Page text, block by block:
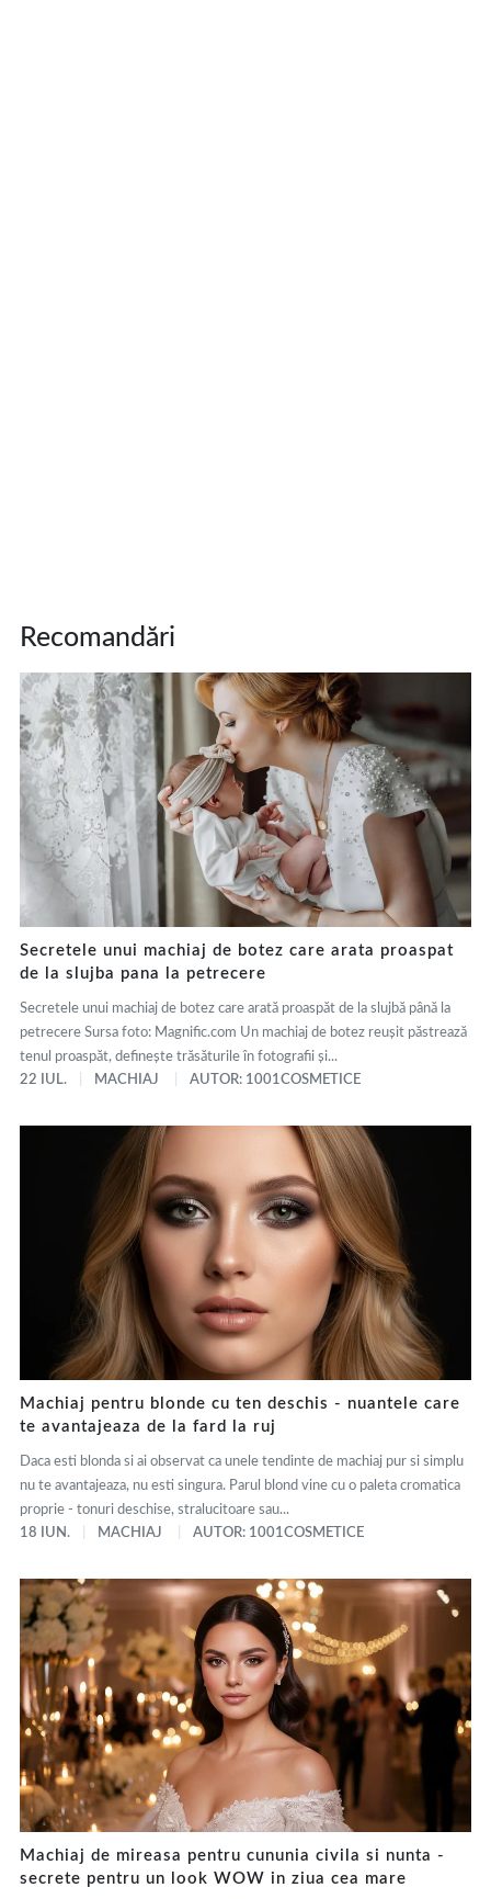
Recomandări
Secretele unui machiaj de botez care arata proaspat
de la slujba pana la petrecere
Secretele unui machiaj de botez care arată proaspăt de la slujbă până la
petrecere Sursa foto: Magnific.com Un machiaj de botez reușit păstrează
tenul proaspăt, definește trăsăturile în fotografii și...
22 IUL.
MACHIAJ AUTOR: 1001COSMETICE
Machiaj pentru blonde cu ten deschis - nuantele care
te avantajeaza de la fard la ruj
Daca esti blonda si ai observat ca unele tendinte de machiaj pur si simplu
nu te avantajeaza, nu esti singura. Parul blond vine cu o paleta cromatica
proprie - tonuri deschise, stralucitoare sau...
18 IUN.
MACHIAJ AUTOR: 1001COSMETICE
Machiaj de mireasa pentru cununia civila si nunta -
secrete pentru un look WOW in ziua cea mare